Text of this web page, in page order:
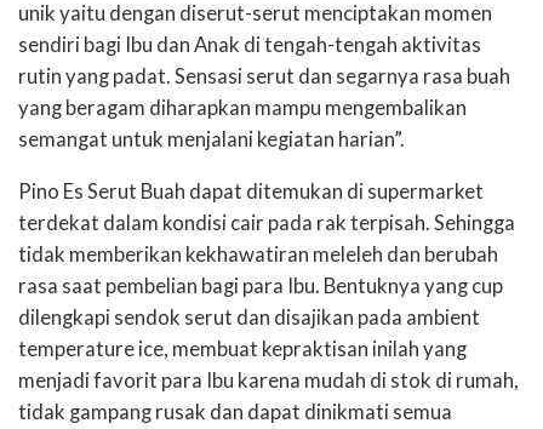
unik yaitu dengan diserut-serut menciptakan momen
sendiri bagi Ibu dan Anak di tengah-tengah aktivitas
rutin yang padat. Sensasi serut dan segarnya rasa buah
yang beragam diharapkan mampu mengembalikan
semangat untuk menjalani kegiatan harian”.
Pino Es Serut Buah dapat ditemukan di supermarket
terdekat dalam kondisi cair pada rak terpisah. Sehingga
tidak memberikan kekhawatiran meleleh dan berubah
rasa saat pembelian bagi para Ibu. Bentuknya yang cup
dilengkapi sendok serut dan disajikan pada ambient
temperature ice, membuat kepraktisan inilah yang
menjadi favorit para Ibu karena mudah di stok di rumah,
tidak gampang rusak dan dapat dinikmati semua